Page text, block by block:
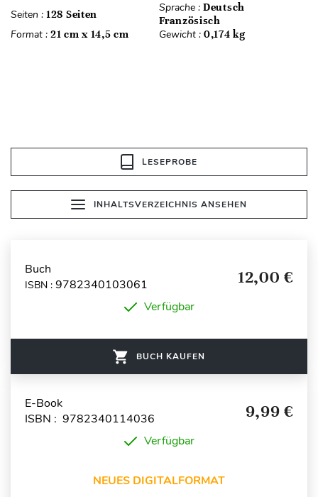
Seiten : 128 Seiten Sprache : Deutsch
Französisch
Format : 21 cm x 14,5 cm Gewicht : 0,174 kg
LESEPROBE
INHALTSVERZEICHNIS ANSEHEN
Buch
ISBN : 9782340103061 12,00 €
Verfügbar
BUCH KAUFEN
E-Book
ISBN : 9782340114036
9,99 €
Verfügbar
NEUES DIGITALFORMAT